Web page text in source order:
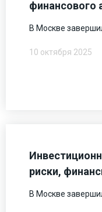
финансового
В Москве
10 октября 2025
риски,
В Москве